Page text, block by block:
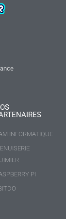
INFORMATIQUE
PI